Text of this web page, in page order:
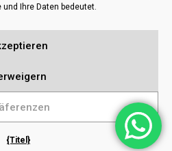
Ihre Daten bedeutet.
{Titel}
- ALLE RECHTE VORBEHALTEN